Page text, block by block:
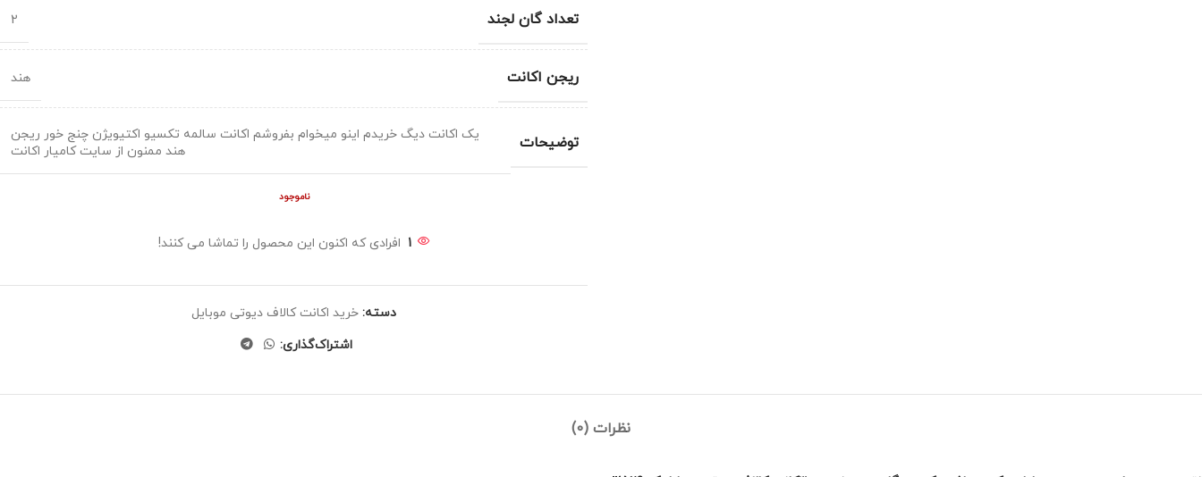
تعداد گان لجند 2
ریجن اکانت هند
توضیحات
یک اکانت دیگ خریدم اینو میخوام بفروشم اکانت سالمه تکسیو اکتیویژن چنج خور ریجن
هند ممنون از سایت کامیار اکانت
ناموجود
1 افرادی که اکنون این محصول را تماشا می کنند!
دسته: خرید اکانت کالاف دیوتی موبایل
اشتراک‌گذاری:
نظرات (0)